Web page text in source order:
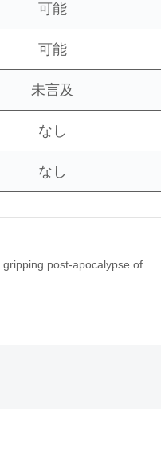
可能
可能
未言及
なし
なし
post-apocalypse of